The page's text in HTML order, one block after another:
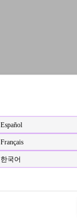
Español
Français
한국어